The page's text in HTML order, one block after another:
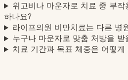
위고비나 마운자로 치료 중 부
하나요?
라이프의원 비만치료는 다른 병
누구나 마운자로 맞춤 처방을 받
치료 기간과 목표 체중은 어떻게